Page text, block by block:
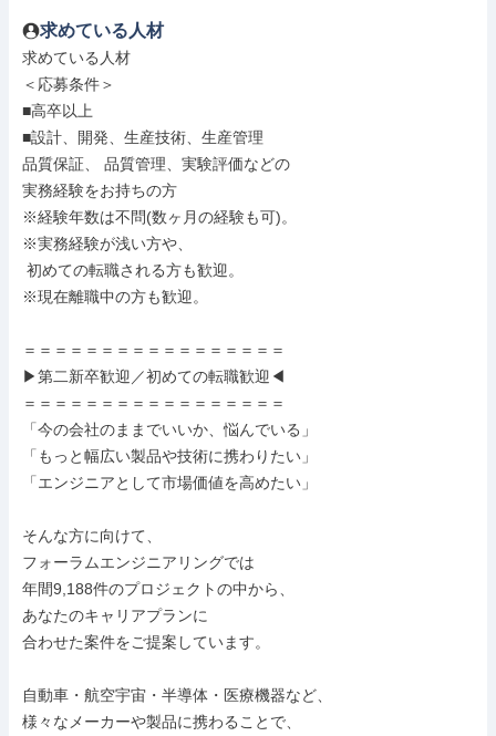
求めている人材
求めている人材
＜応募条件＞
■高卒以上
■設計、開発、生産技術、生産管理
品質保証、 品質管理、実験評価などの
実務経験をお持ちの方
※経験年数は不問(数ヶ月の経験も可)。
※実務経験が浅い方や、
※現在離職中の方も歓迎。
＝＝＝＝＝＝＝＝＝＝＝＝＝＝＝＝＝
▶第二新卒歓迎／初めての転職歓迎◀
＝＝＝＝＝＝＝＝＝＝＝＝＝＝＝＝＝
「今の会社のままでいいか、悩んでいる」
「もっと幅広い製品や技術に携わりたい」
「エンジニアとして市場価値を高めたい」
そんな方に向けて、
フォーラムエンジニアリングでは
年間9,188件のプロジェクトの中から、
あなたのキャリアプランに
合わせた案件をご提案しています。
自動車・航空宇宙・半導体・医療機器など、
様々なメーカーや製品に携わることで、